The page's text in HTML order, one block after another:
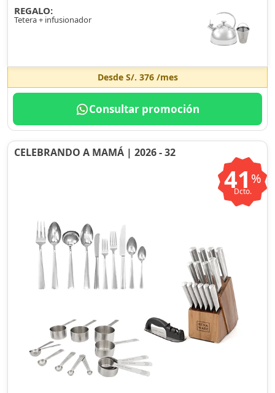
REGALO:
Tetera + infusionador
Desde S/. 376/mes
Consultar promoción
CELEBRANDO A MAMÁ | 2026 - 32
41 %
Dcto.